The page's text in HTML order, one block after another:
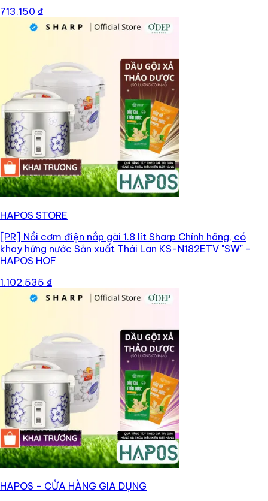
713.150 ₫
HAPOS STORE
[PR] Nồi cơm điện nắp gài 1.8 lít Sharp Chính hãng, có
khay hứng nước Sản xuất Thái Lan KS-N182ETV "SW" -
HAPOS HOF
1.102.535 ₫
HAPOS - CỬA HÀNG GIA DỤNG